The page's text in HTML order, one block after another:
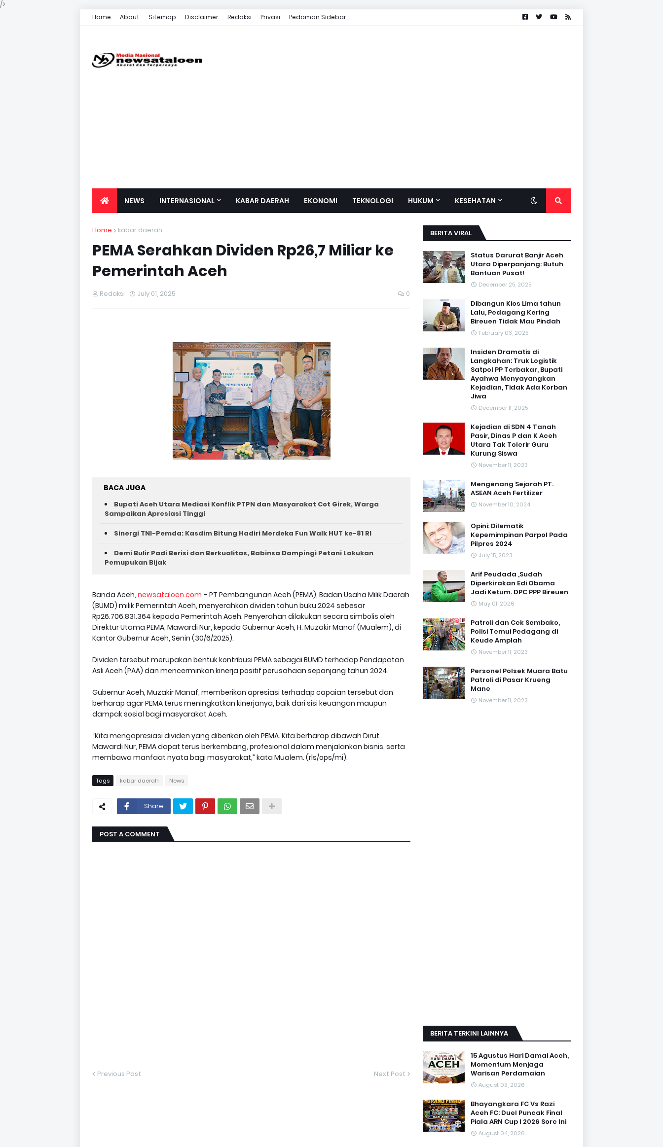
/>
Home About Sitemap Disclaimer Redaksi Privasi Pedoman Sidebar
NEWS INTERNASIONAL KABAR DAERAH EKONOMI TEKNOLOGI HUKUM KESEHATAN
Home kabar daerah
PEMA Serahkan Dividen Rp26,7 Miliar ke
Pemerintah Aceh
Redaksi July 01, 2025 0
BACA JUGA
Bupati Aceh Utara Mediasi Konflik PTPN dan Masyarakat Cot Girek, Warga
Sampaikan Apresiasi Tinggi
Sinergi TNI-Pemda: Kasdim Bitung Hadiri Merdeka Fun Walk HUT ke-81 RI
Demi Bulir Padi Berisi dan Berkualitas, Babinsa Dampingi Petani Lakukan
Pemupukan Bijak
Banda Aceh, newsataloen.com – PT Pembangunan Aceh (PEMA), Badan Usaha Milik Daerah
(BUMD) milik Pemerintah Aceh, menyerahkan dividen tahun buku 2024 sebesar
Rp26.706.831.364 kepada Pemerintah Aceh. Penyerahan dilakukan secara simbolis oleh
Direktur Utama PEMA, Mawardi Nur, kepada Gubernur Aceh, H. Muzakir Manaf (Mualem), di
Kantor Gubernur Aceh, Senin (30/6/2025).
Dividen tersebut merupakan bentuk kontribusi PEMA sebagai BUMD terhadap Pendapatan
Asli Aceh (PAA) dan mencerminkan kinerja positif perusahaan sepanjang tahun 2024.
Gubernur Aceh, Muzakir Manaf, memberikan apresiasi terhadap capaian tersebut dan
berharap agar PEMA terus meningkatkan kinerjanya, baik dari sisi keuangan maupun
dampak sosial bagi masyarakat Aceh.
“Kita mengapresiasi dividen yang diberikan oleh PEMA. Kita berharap dibawah Dirut.
Mawardi Nur, PEMA dapat terus berkembang, profesional dalam menjalankan bisnis, serta
membawa manfaat nyata bagi masyarakat,” kata Mualem. (rls/ops/mi).
Tags kabar daerah News
Share
POST A COMMENT
Previous Post Next Post
BERITA VIRAL
Status Darurat Banjir Aceh
Utara Diperpanjang: Butuh
Bantuan Pusat!
December 25, 2025
Dibangun Kios Lima tahun
Lalu, Pedagang Kering
Bireuen Tidak Mau Pindah
February 03, 2025
Insiden Dramatis di
Langkahan: Truk Logistik
Satpol PP Terbakar, Bupati
Ayahwa Menyayangkan
Kejadian, Tidak Ada Korban
Jiwa
December 11, 2025
Kejadian di SDN 4 Tanah
Pasir, Dinas P dan K Aceh
Utara Tak Tolerir Guru
Kurung Siswa
November 11, 2023
Mengenang Sejarah PT.
ASEAN Aceh Fertilizer
November 10, 2024
Opini: Dilematik
Kepemimpinan Parpol Pada
Pilpres 2024
July 15, 2023
Arif Peudada ,Sudah
Diperkirakan Edi Obama
Jadi Ketum. DPC PPP Bireuen
May 01, 2026
Patroli dan Cek Sembako,
Polisi Temui Pedagang di
Keude Amplah
November 11, 2023
Personel Polsek Muara Batu
Patroli di Pasar Krueng
Mane
November 11, 2023
BERITA TERKINI LAINNYA
15 Agustus Hari Damai Aceh,
Momentum Menjaga
Warisan Perdamaian
August 03, 2026
Bhayangkara FC Vs Razi
Aceh FC: Duel Puncak Final
Piala ARN Cup I 2026 Sore Ini
August 04, 2026